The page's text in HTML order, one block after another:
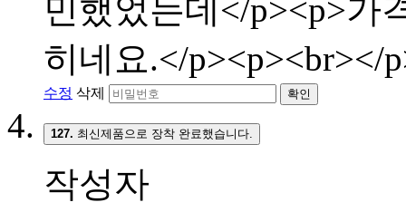
민했었는데</p><p>가
히네요.</p><p><br></
수정 삭제 확인
127. 최신제품으로 장착 완료했습니다.
작성자